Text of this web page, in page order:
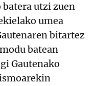
utzi zuen
umea
bitartez
batean
Gautenako